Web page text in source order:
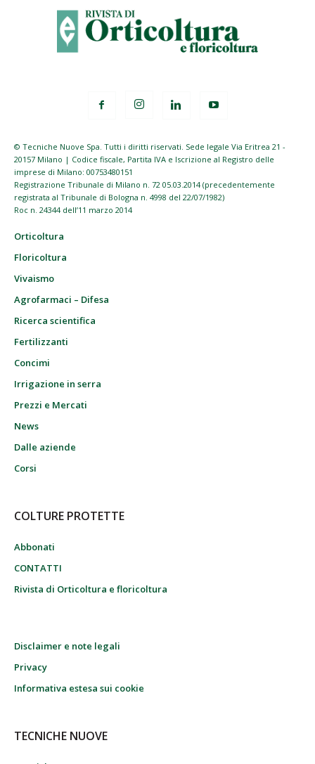
© Tecniche Nuove Spa. Tutti i diritti riservati. Sede legale Via Eritrea 21 -
20157 Milano | Codice fiscale, Partita IVA e Iscrizione al Registro delle
imprese di Milano: 00753480151
Registrazione Tribunale di Milano n. 72 05.03.2014 (precedentemente
registrata al Tribunale di Bologna n. 4998 del 22/07/1982)
Roc n. 24344 dell’11 marzo 2014
Orticoltura
Floricoltura
Vivaismo
Agrofarmaci – Difesa
Ricerca scientifica
Fertilizzanti
Concimi
Irrigazione in serra
Prezzi e Mercati
News
Dalle aziende
Corsi
COLTURE PROTETTE
Abbonati
CONTATTI
Rivista di Orticoltura e floricoltura
Disclaimer e note legali
Privacy
Informativa estesa sui cookie
TECNICHE NUOVE